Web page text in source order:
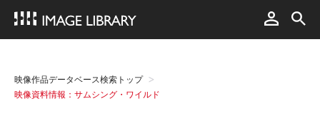
映像作品データベース検索トップ
映像資料情報：サムシング・ワイルド